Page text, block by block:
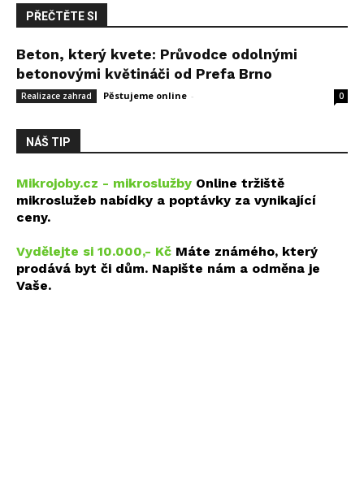
PŘEČTĚTE SI
Beton, který kvete: Průvodce odolnými
betonovými květináči od Prefa Brno
Realizace zahrad Pěstujeme online - 0
NÁŠ TIP
Mikrojoby.cz - mikroslužby Online tržiště
mikroslužeb nabídky a poptávky za vynikající
ceny.
Vydělejte si 10.000,- Kč Máte známého, který
prodává byt či dům. Napište nám a odměna je
Vaše.